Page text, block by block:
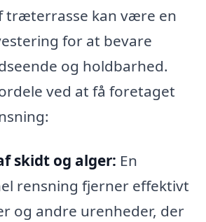
træterrasse kan være en
for at bevare
og holdbarhed.
ved at få foretaget
skidt og alger: En
rensning fjerner effektivt
og andre urenheder, der